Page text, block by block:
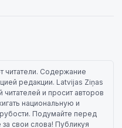
читатели. Содержание
редакции. Latvijas Ziņas
и просит авторов
национальную и
Подумайте перед
за свои слова! Публикуя